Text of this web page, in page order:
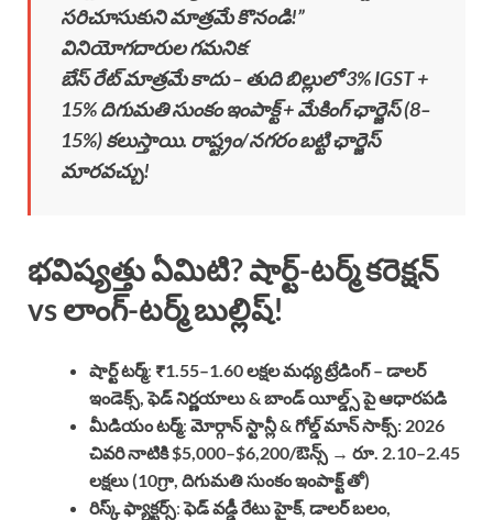
సరిచూసుకుని మాత్రమే కొనండి!”
వినియోగదారుల గమనిక:
బేస్ రేట్ మాత్రమే కాదు – తుది బిల్లులో 3% IGST +
15% దిగుమతి సుంకం ఇంపాక్ట్ + మేకింగ్ ఛార్జెస్ (8–
15%) కలుస్తాయి. రాష్ట్రం/నగరం బట్టి ఛార్జెస్
మారవచ్చు!
భవిష్యత్తు ఏమిటి? షార్ట్-టర్మ్ కరెక్షన్
vs లాంగ్-టర్మ్ బుల్లిష్!
షార్ట్ టర్మ్: ₹1.55–1.60 లక్షల మధ్య ట్రేడింగ్ – డాలర్
ఇండెక్స్, ఫెడ్ నిర్ణయాలు & బాండ్ యీల్డ్స్ పై ఆధారపడి
మీడియం టర్మ్: మోర్గాన్ స్టాన్లీ & గోల్డ్ మాన్ సాక్స్: 2026
చివరి నాటికి $5,000–$6,200/ఔన్స్ → రూ. 2.10–2.45
లక్షలు (10గ్రా, దిగుమతి సుంకం ఇంపాక్ట్ తో)
రిస్క్ ఫ్యాక్టర్స్:ఫెడ్ వడ్డీ రేటు హైక్, డాలర్ బలం,